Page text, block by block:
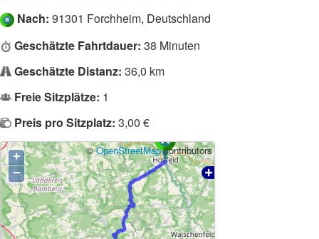
Nach: 91301 Forchheim, Deutschland
Geschätzte Fahrtdauer: 38 Minuten
Geschätzte Distanz: 36,0 km
Freie Sitzplätze: 1
Preis pro Sitzplatz: 3,00 €
+
−
©OpenStreetMapcontributors